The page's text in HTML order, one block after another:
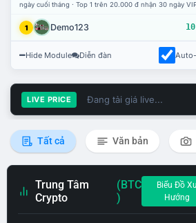
ngày cuối tháng · Top 1 trên 20.000 đ nhận 30 ngày VIP
1 Demo123
Hide Module Diễn đàn
LIVE PRICE Đang tải giá live...
Tất cả Văn bản
Trung Tâm
Crypto
(BTC
)
Biểu Đồ Xu
Hướng